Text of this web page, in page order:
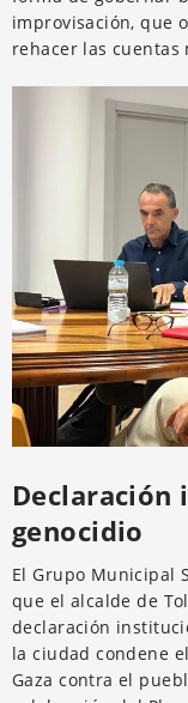
improvisación, que
rehacer las
genocidio
El Grupo Municipal
que el alcalde de
declaración
la ciudad condene
Gaza contra el